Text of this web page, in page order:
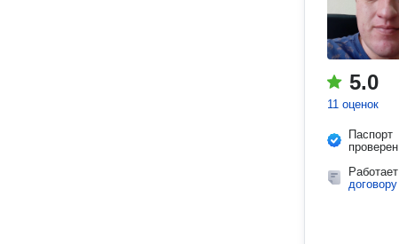
5.0
11 оценок
Паспорт
проверен
Работает
договору